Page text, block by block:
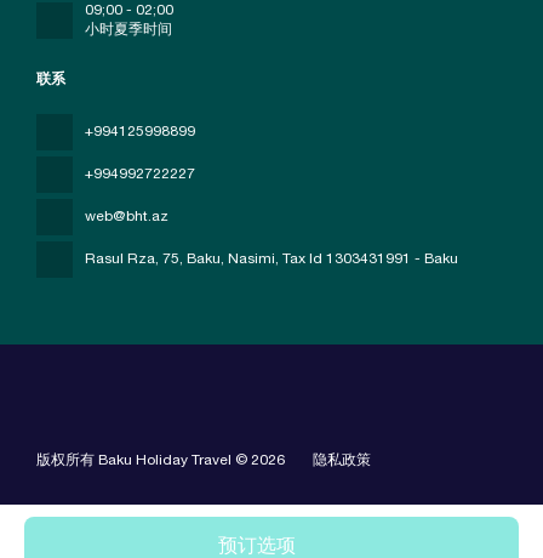
预订选项
联系
+994125998899
+994992722227
web@bht.az
Rasul Rza, 75, Baku, Nasimi, Tax Id 1303431991 - Baku
09;00 - 02;00
小时夏季时间
版权所有 Baku Holiday Travel © 2026 隐私政策